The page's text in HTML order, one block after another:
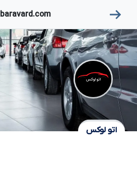
baravard.com
اتو لوکس
اتو لوکس